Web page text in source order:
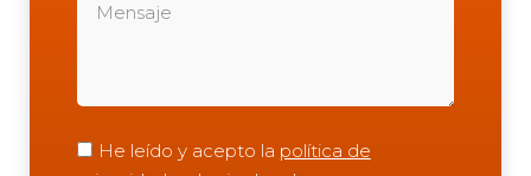
He leído y acepto la política de